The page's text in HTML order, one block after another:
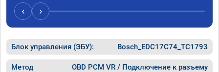
случае поломки авто.Однозначно
рекомендую Алексея как грамотного
специалиста!
‹ ›
Блок управления (ЭБУ): Bosch_EDC17C74_TC1793
Метод
OBD PCM VR / Подключение к разъему